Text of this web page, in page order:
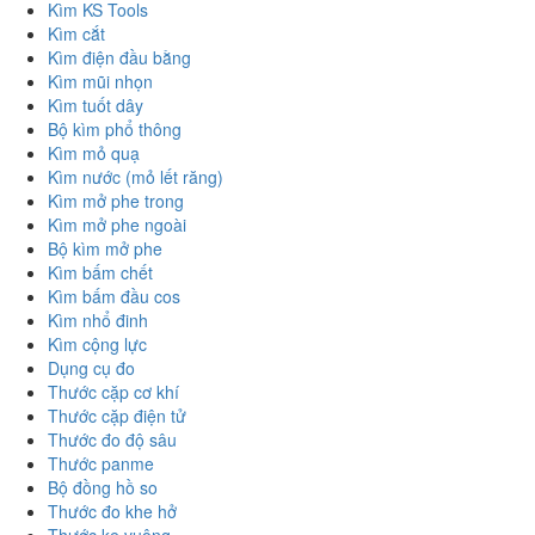
Kìm KS Tools
Kìm cắt
Kìm điện đầu bằng
Kìm mũi nhọn
Kìm tuốt dây
Bộ kìm phổ thông
Kìm mỏ quạ
Kìm nước (mỏ lết răng)
Kìm mở phe trong
Kìm mở phe ngoài
Bộ kìm mở phe
Kìm bấm chết
Kìm bấm đầu cos
Kìm nhổ đinh
Kìm cộng lực
Dụng cụ đo
Thước cặp cơ khí
Thước cặp điện tử
Thước đo độ sâu
Thước panme
Bộ đồng hồ so
Thước đo khe hở